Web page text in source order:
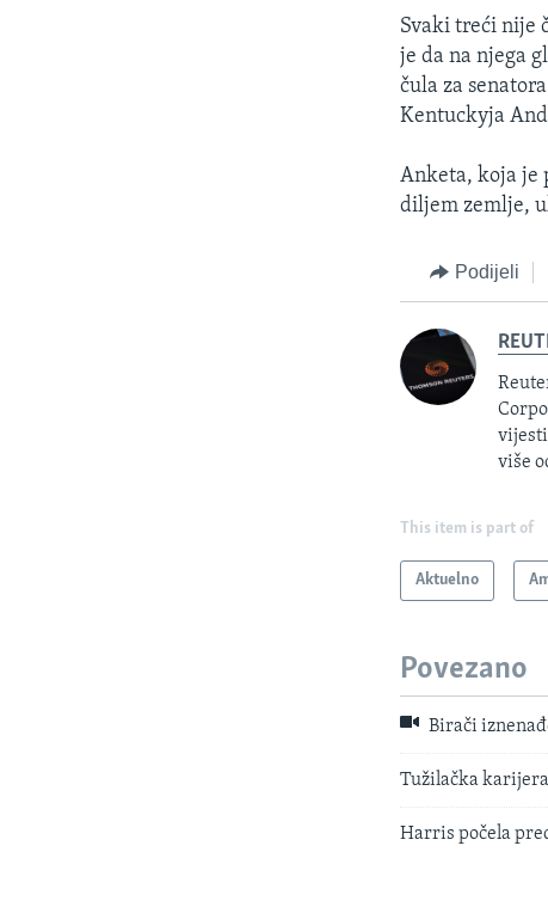
Svaki treći nije
je da na njega
čula za
Kentuckyja
Anketa, koja je
diljem zemlje,
Podijeli
više
This item is part of
Aktuelno
Povezano
Birači
Tužilačka
Harris počela